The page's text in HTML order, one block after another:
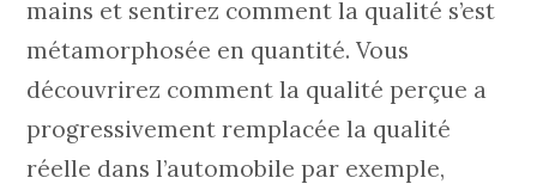
mains et sentirez comment la qualité s’est
métamorphosée en quantité. Vous
découvrirez comment la qualité perçue a
progressivement remplacée la qualité
réelle dans l’automobile par exemple,